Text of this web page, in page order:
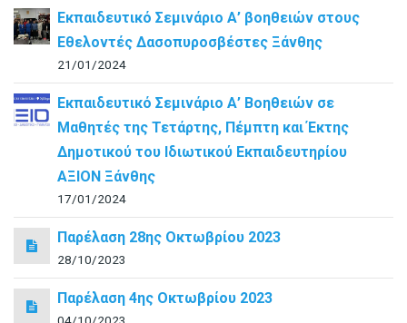
Εκπαιδευτικό Σεμινάριο Α’ βοηθειών στους
Εθελοντές Δασοπυροσβέστες Ξάνθης
21/01/2024
Εκπαιδευτικό Σεμινάριο Α’ Βοηθειών σε
Μαθητές της Τετάρτης, Πέμπτη και Έκτης
Δημοτικού του Ιδιωτικού Εκπαιδευτηρίου
ΑΞΙΟΝ Ξάνθης
17/01/2024
Παρέλαση 28ης Οκτωβρίου 2023
28/10/2023
Παρέλαση 4ης Οκτωβρίου 2023